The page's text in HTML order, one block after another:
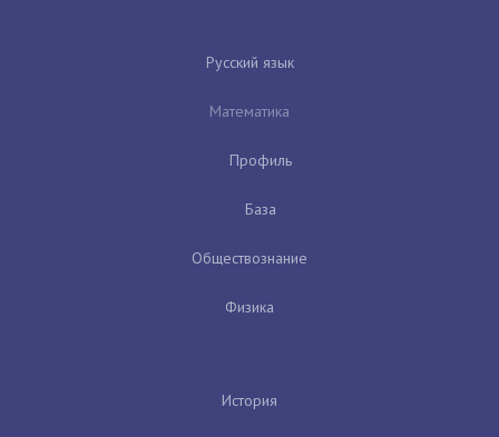
Русский язык
Математика
Профиль
База
Обществознание
Физика
История